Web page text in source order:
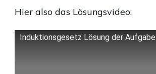
Hier also das Lösungsvideo:
Induktionsgesetz Lösung der Aufgabe